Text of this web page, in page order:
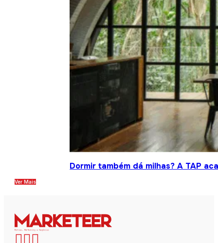
Dormir também dá milhas? A TAP
Ver Mais